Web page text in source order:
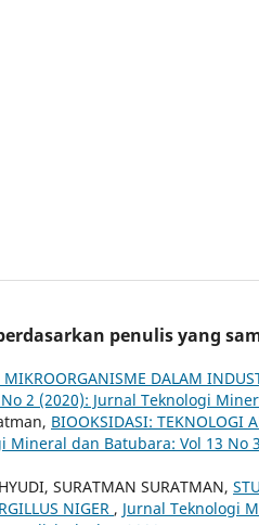
penulis yang
MIKROORGANISME DALAM
2 (2020): Jurnal Teknologi
BIOOKSIDASI: TEKNOLOGI
Mineral dan Batubara: Vol 13
SURATMAN SURATMAN,
NIGER , Jurnal Teknologi